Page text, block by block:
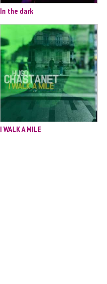
In the dark
I WALK A MILE